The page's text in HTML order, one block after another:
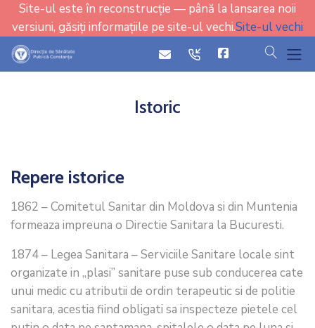
Site-ul este în reconstrucție — până la lansarea noii
versiuni, găsiți informațiile pe site-ul vechi.Site-ul vechi
iconicon cauta
Istoric
Repere istorice
1862 – Comitetul Sanitar din Moldova si din Muntenia
formeaza impreuna o Directie Sanitara la Bucuresti.
1874 – Legea Sanitara – Serviciile Sanitare locale sint
organizate in „plasi” sanitare puse sub conducerea cate
unui medic cu atributii de ordin terapeutic si de politie
sanitara, acestia fiind obligati sa inspecteze pietele cel